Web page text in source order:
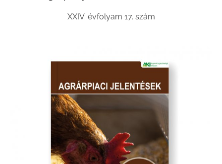
XXIV. évfolyam 17. szám